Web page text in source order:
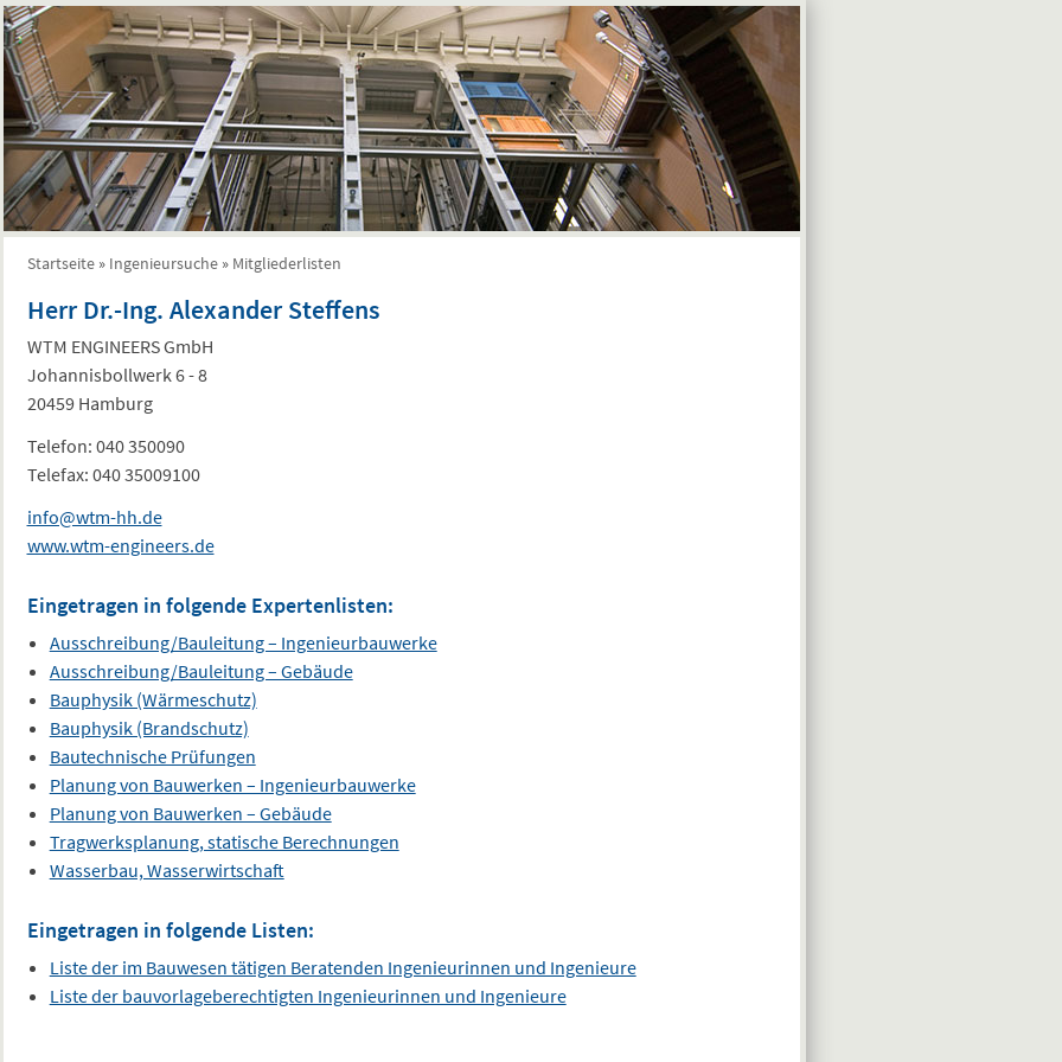
Startseite » Ingenieursuche » Mitgliederlisten
Herr Dr.-Ing. Alexander Steffens
WTM ENGINEERS GmbH
Johannisbollwerk 6 - 8
20459 Hamburg
Telefon: 040 350090
Telefax: 040 35009100
info@wtm-hh.de
www.wtm-engineers.de
Eingetragen in folgende Expertenlisten:
Ausschreibung/Bauleitung – Ingenieurbauwerke
Ausschreibung/Bauleitung – Gebäude
Bauphysik (Wärmeschutz)
Bauphysik (Brandschutz)
Bautechnische Prüfungen
Planung von Bauwerken – Ingenieurbauwerke
Planung von Bauwerken – Gebäude
Tragwerksplanung, statische Berechnungen
Wasserbau, Wasserwirtschaft
Eingetragen in folgende Listen:
Liste der im Bauwesen tätigen Beratenden Ingenieurinnen und Ingenieure
Liste der bauvorlageberechtigten Ingenieurinnen und Ingenieure